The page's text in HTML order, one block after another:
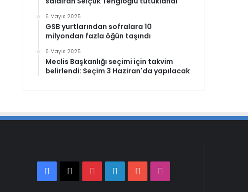
6 Mayıs 2025
GSB yurtlarından sofralara 10
milyondan fazla öğün taşındı
6 Mayıs 2025
Meclis Başkanlığı seçimi için takvim
belirlendi: Seçim 3 Haziran'da yapılacak
Facebook
X PinterestLinkedInYouTube